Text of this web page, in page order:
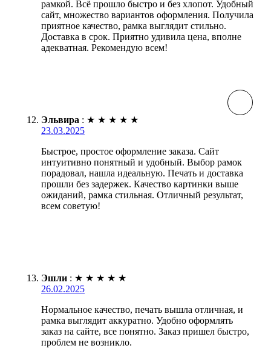
рамкой. Всё прошло быстро и без хлопот. Удобный
сайт, множество вариантов оформления. Получила
приятное качество, рамка выглядит стильно.
Доставка в срок. Приятно удивила цена, вполне
адекватная. Рекомендую всем!
Эльвира : ★ ★ ★ ★ ★
23.03.2025
Быстрое, простое оформление заказа. Сайт
интуитивно понятный и удобный. Выбор рамок
порадовал, нашла идеальную. Печать и доставка
прошли без задержек. Качество картинки выше
ожиданий, рамка стильная. Отличный результат,
всем советую!
Эшли : ★ ★ ★ ★ ★
26.02.2025
Нормальное качество, печать вышла отличная, и
рамка выглядит аккуратно. Удобно оформлять
заказ на сайте, все понятно. Заказ пришел быстро,
проблем не возникло.